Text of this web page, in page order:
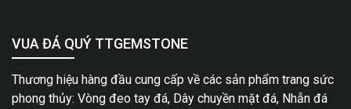
VUA ĐÁ QUÝ TTGEMSTONE
Thương hiệu hàng đầu cung cấp về các sản phẩm trang sức
phong thủy: Vòng đeo tay đá, Dây chuyền mặt đá, Nhẫn đá